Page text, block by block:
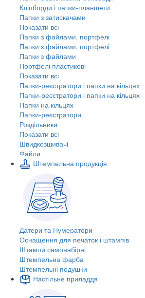
Кліпборди і папки-планшети
Папки з затискачами
Показати всі
Папки з файлами, портфелі
Папки з файлами, портфелі
Папки з файлами
Портфелі пластикові
Показати всі
Папки-реєстратори і папки на кільцях
Папки-реєстратори і папки на кільцях
Папки на кільцях
Папки-реєстратори
Роздільники
Показати всі
Швидкозшивачi
Файли
Штемпельна продукція
Датери та Нумератори
Оснащення для печаток і штампів
Штампи самонабірні
Штемпельна фарба
Штемпельні подушки
Настільне приладдя